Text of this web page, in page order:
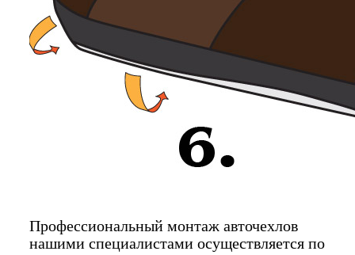
Профессиональный монтаж авточехлов
нашими специалистами осуществляется по